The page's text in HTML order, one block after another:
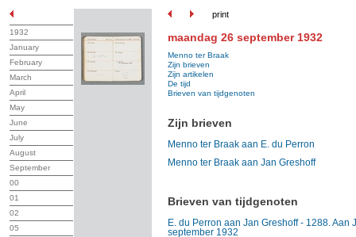
print
1932
January
February
March
April
May
June
July
August
September
00
01
02
05
maandag 26 september 1932
Menno ter Braak
Zijn brieven
Zijn artikelen
De tijd
Brieven van tijdgenoten
Zijn brieven
Menno ter Braak aan E. du Perron
Menno ter Braak aan Jan Greshoff
Brieven van tijdgenoten
E. du Perron aan Jan Greshoff - 1288. Aan
september 1932